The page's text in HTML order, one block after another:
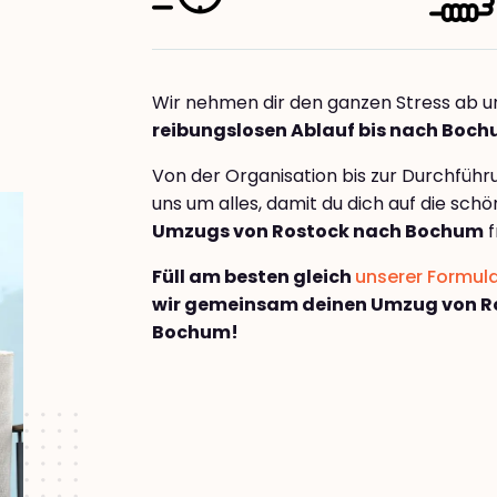
Wir nehmen dir den ganzen Stress ab
reibungslosen Ablauf bis nach
Von der Organisation bis zur
uns um alles, damit du dich auf die
Umzugs von Rostock nach Bochum
Füll am besten gleich unserer
wir gemeinsam deinen Umzug von
Bochum!